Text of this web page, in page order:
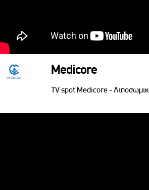
Medicore
TV spot Medicore -